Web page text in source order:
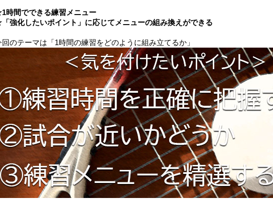
時間でできる練習メニュー
強化したいポイント」に応じてメニューの組み換えができる
回のテーマは「1時間の練習をどのように組み立てるか」